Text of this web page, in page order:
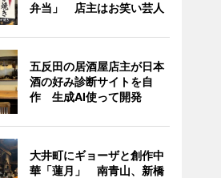
弁当」 店主はお笑い芸人
五反田の居酒屋店主が日本
酒の好み診断サイトを自
作 生成AI使って開発
大井町にギョーザと創作中
華「蓮月」 南青山、新橋